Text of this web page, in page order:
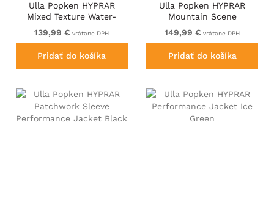
Ulla Popken HYPRAR
Mixed Texture Water-
Repellent Jacket Ruby
139,99 € vrátane DPH
Pridať do košíka
Ulla Popken HYPRAR
Mountain Scene
Performance Puffer
Jacket Black
149,99 € vrátane DPH
Pridať do košíka